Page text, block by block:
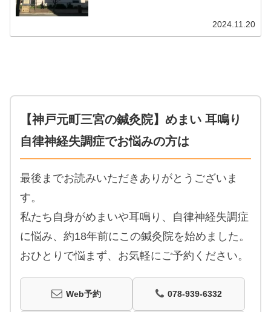
2024.11.20
【神戸元町三宮の鍼灸院】めまい 耳鳴り
自律神経失調症でお悩みの方は
最後までお読みいただきありがとうございま
す。
私たち自身がめまいや耳鳴り、自律神経失調症
に悩み、約18年前にこの鍼灸院を始めました。
おひとりで悩まず、お気軽にご予約ください。
Web予約 078-939-6332